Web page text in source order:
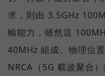
求，則由 3.5GHz
輸能力，雖然這
40MHz 組成、物理位
NRCA（5G 載波聚合